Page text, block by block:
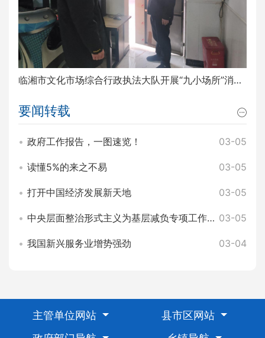
临湘市文化市场综合行政执法大队开展“九小场所”消防安全排查整治工作
要闻转载
政府工作报告，一图速览！ 03-05
读懂5%的来之不易 03-05
打开中国经济发展新天地 03-05
中央层面整治形式主义为基层减负专项工作机制办公室 中央纪委办公厅公开通报3起整治形式主义为基层减负典型问题 03-05
我国新兴服务业增势强劲 03-04
主管单位网站
县市区网站